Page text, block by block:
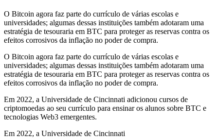
O Bitcoin agora faz parte do currículo de várias escolas e
universidades; algumas dessas instituições também adotaram uma
estratégia de tesouraria em BTC para proteger as reservas contra os
efeitos corrosivos da inflação no poder de compra.
O Bitcoin agora faz parte do currículo de várias escolas e
universidades; algumas dessas instituições também adotaram uma
estratégia de tesouraria em BTC para proteger as reservas contra os
efeitos corrosivos da inflação no poder de compra.
Em 2022, a Universidade de Cincinnati adicionou cursos de
criptomoedas ao seu currículo para ensinar os alunos sobre BTC e
tecnologias Web3 emergentes.
Em 2022, a Universidade de Cincinnati